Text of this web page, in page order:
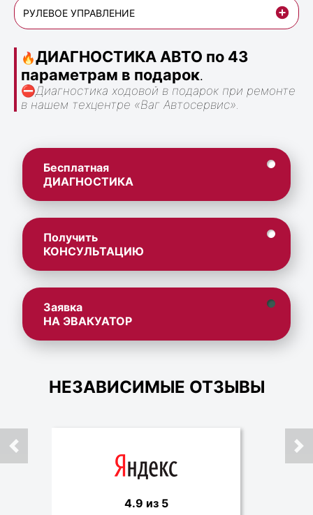
РУЛЕВОЕ УПРАВЛЕНИЕ
🔥ДИАГНОСТИКА АВТО по 43
параметрам в подарок.
⛔Диагностика ходовой в подарок при ремонте
в нашем техцентре «Ваг Автосервис».
Бесплатная
ДИАГНОСТИКА
Получить
КОНСУЛЬТАЦИЮ
Заявка
НА ЭВАКУАТОР
НЕЗАВИСИМЫЕ ОТЗЫВЫ
4.9 из 5